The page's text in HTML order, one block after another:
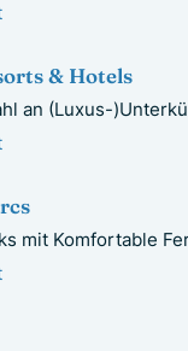
& Hotels
an (Luxus-
mit Komfortable